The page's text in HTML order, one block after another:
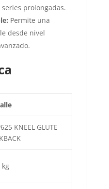
prolongadas.
Permite una
desde nivel
KNEEL GLUTE
kg